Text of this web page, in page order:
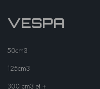
VESPA
50cm3
125cm3
300 cm3 et +